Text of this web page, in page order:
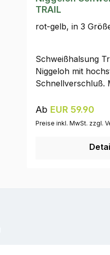
TRAIL
rot-gelb, in 3
Schweißhalsung
Niggeloh mit
Schnellverschluß.
Neoprenpolsterung
Regulärer Preis:
Ab EUR 59.90
Preise inkl. MwSt. zzgl.